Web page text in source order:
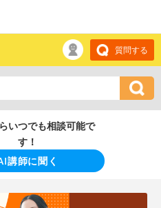
質問する
いつでも相談可能で
す！
講師に聞く